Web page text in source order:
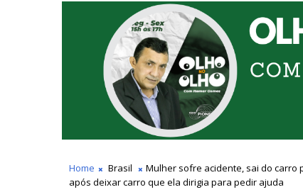
Home Brasil
Mulher sofre acidente, sai do
após deixar carro que ela dirigia para pedir ajuda